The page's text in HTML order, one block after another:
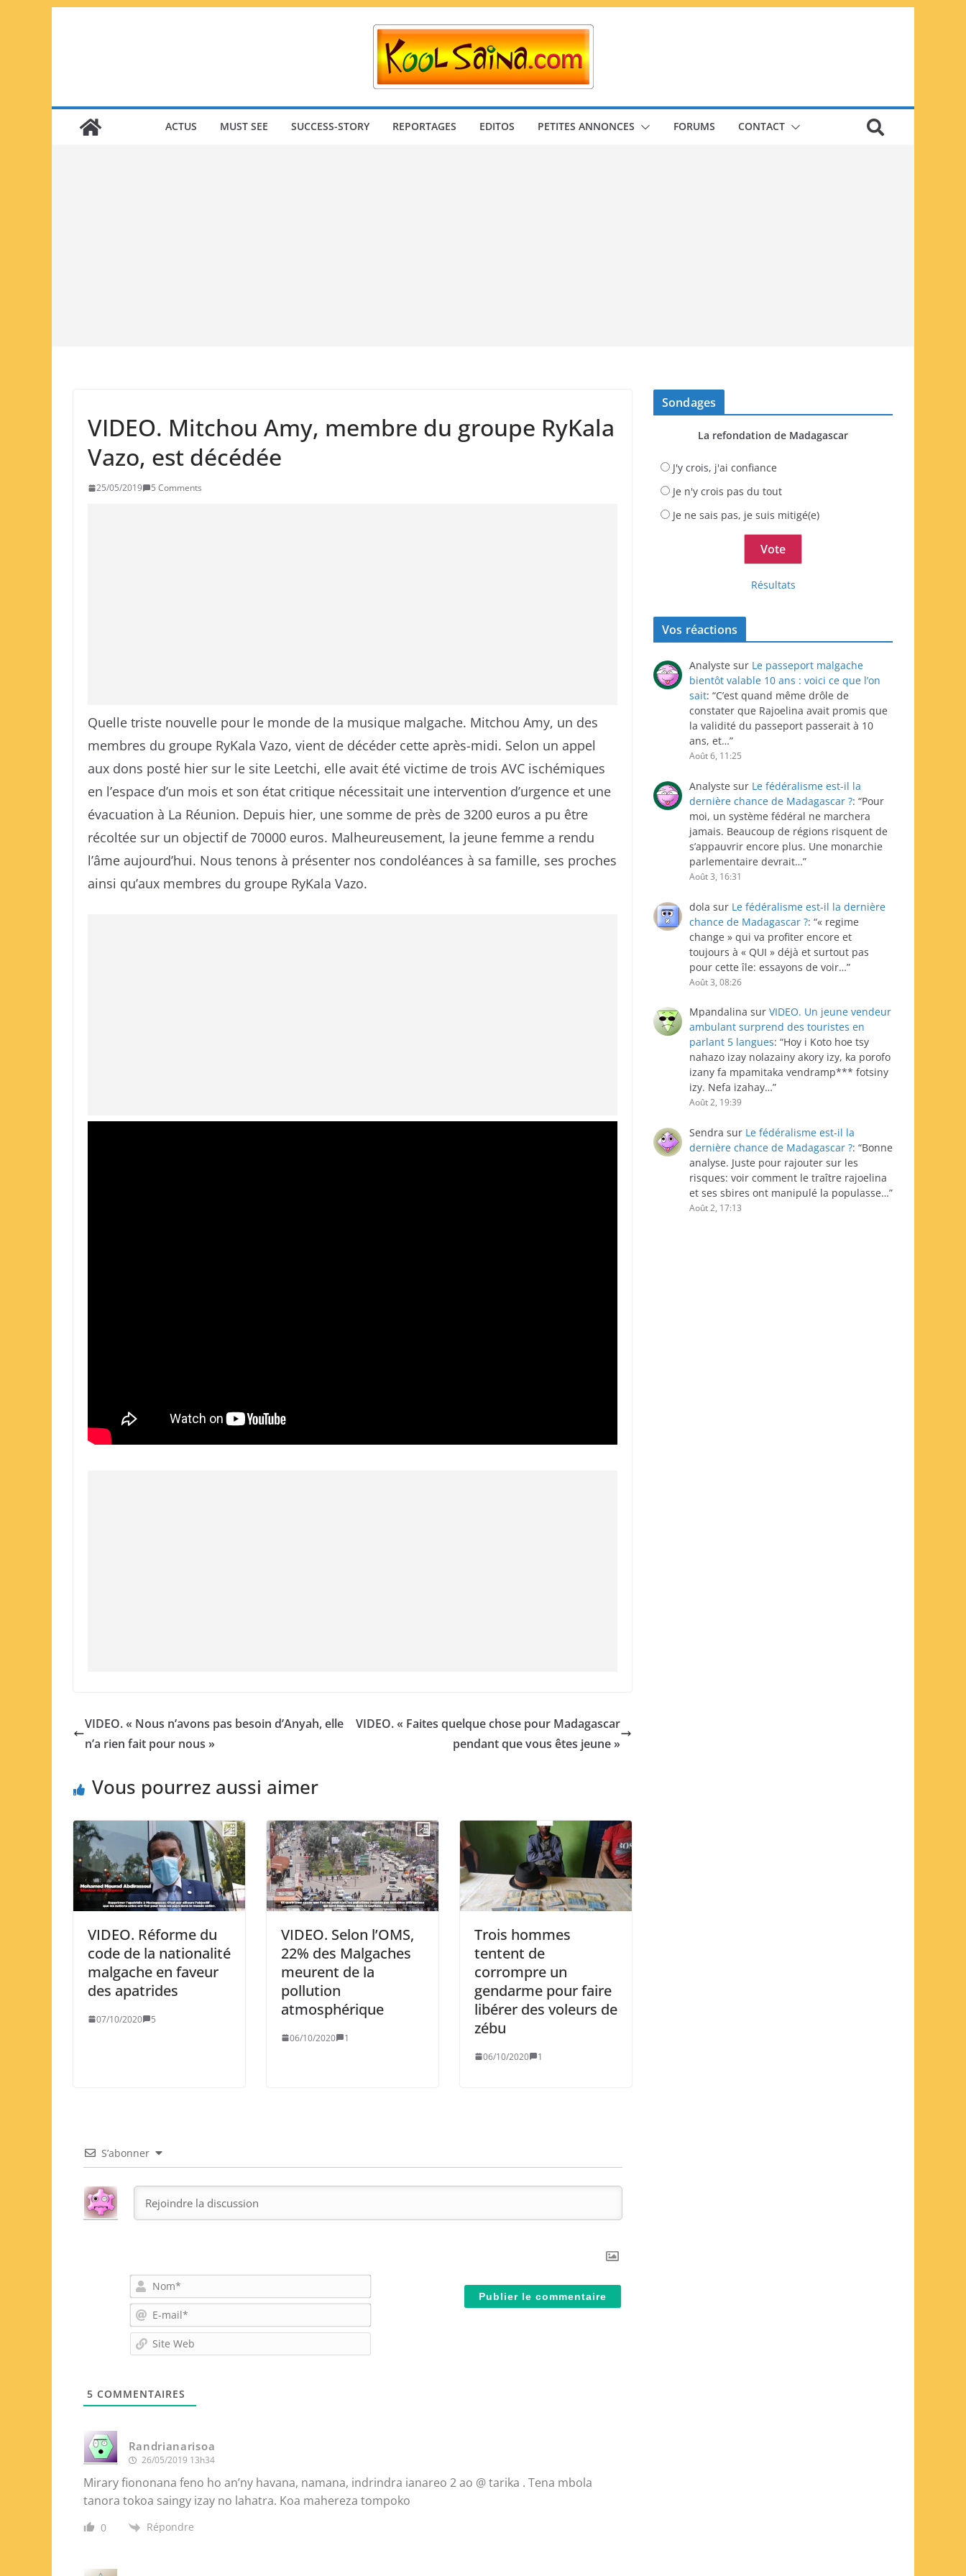
ACTUS MUST SEE SUCCESS-STORY REPORTAGES EDITOS PETITES ANNONCES FORUMS CONTACT
VIDEO. Mitchou Amy, membre du groupe RyKala
Vazo, est décédée
25/05/2019 5 Comments
Quelle triste nouvelle pour le monde de la musique malgache. Mitchou Amy, un des
membres du groupe RyKala Vazo, vient de décéder cette après-midi. Selon un appel
aux dons posté hier sur le site Leetchi, elle avait été victime de trois AVC ischémiques
en l’espace d’un mois et son état critique nécessitait une intervention d’urgence et une
évacuation à La Réunion. Depuis hier, une somme de près de 3200 euros a pu être
récoltée sur un objectif de 70000 euros. Malheureusement, la jeune femme a rendu
l’âme aujourd’hui. Nous tenons à présenter nos condoléances à sa famille, ses proches
ainsi qu’aux membres du groupe RyKala Vazo.
VIDEO. « Nous n’avons pas besoin d’Anyah, elle
n’a rien fait pour nous »
VIDEO. « Faites quelque chose pour Madagascar
pendant que vous êtes jeune »
Vous pourrez aussi aimer
VIDEO. Réforme du
code de la nationalité
malgache en faveur
des apatrides
07/10/2020 5
VIDEO. Selon l’OMS,
22% des Malgaches
meurent de la
pollution
atmosphérique
06/10/2020 1
Trois hommes
tentent de
corrompre un
gendarme pour faire
libérer des voleurs de
zébu
06/10/2020 1
S’abonner
N
o
*
E
-
ai
5 COMMENTAIRES
Randrianarisoa
26/05/2019 13h34
Mirary fiononana feno ho an’ny havana, namana, indrindra ianareo 2 ao @ tarika . Tena mbola
tanora tokoa saingy izay no lahatra. Koa mahereza tompoko
0 Répondre
Sondages
La refondation de Madagascar
J'y crois, j'ai confiance
Je n'y crois pas du tout
Je ne sais pas, je suis mitigé(e)
Résultats
Vos réactions
Analyste sur Le passeport malgache
bientôt valable 10 ans : voici ce que l’on
sait: “C’est quand même drôle de
constater que Rajoelina avait promis que
la validité du passeport passerait à 10
ans, et…”
Août 6, 11:25
Analyste sur Le fédéralisme est-il la
dernière chance de Madagascar ?: “Pour
moi, un système fédéral ne marchera
jamais. Beaucoup de régions risquent de
s’appauvrir encore plus. Une monarchie
parlementaire devrait…”
Août 3, 16:31
dola sur Le fédéralisme est-il la dernière
chance de Madagascar ?: “« regime
change » qui va profiter encore et
toujours à « QUI » déjà et surtout pas
pour cette île: essayons de voir…”
Août 3, 08:26
Mpandalina sur VIDEO. Un jeune vendeur
ambulant surprend des touristes en
parlant 5 langues: “Hoy i Koto hoe tsy
nahazo izay nolazainy akory izy, ka porofo
izany fa mpamitaka vendramp*** fotsiny
izy. Nefa izahay…”
Août 2, 19:39
Sendra sur Le fédéralisme est-il la
dernière chance de Madagascar ?: “Bonne
analyse. Juste pour rajouter sur les
risques: voir comment le traître rajoelina
et ses sbires ont manipulé la populasse…”
Août 2, 17:13